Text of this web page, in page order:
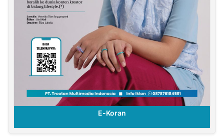
E-Koran